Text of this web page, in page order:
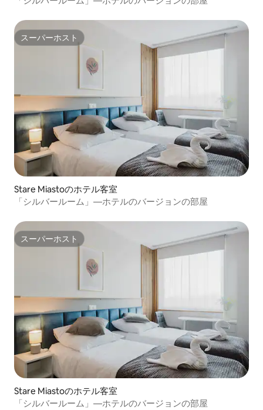
スーパーホスト
スーパーホスト
Stare Miastoのホテル客室
「シルバールーム」—ホテルのバージョンの部屋
スーパーホスト
スーパーホスト
Stare Miastoのホテル客室
「シルバールーム」—ホテルのバージョンの部屋